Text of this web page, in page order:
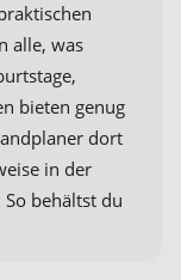
alle, was
bieten genug
dort
in der
behältst du